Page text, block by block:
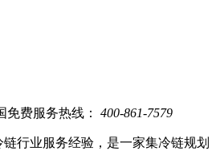
免费服务热线： 400-861-7579
行业服务经验，是一家集冷链规划